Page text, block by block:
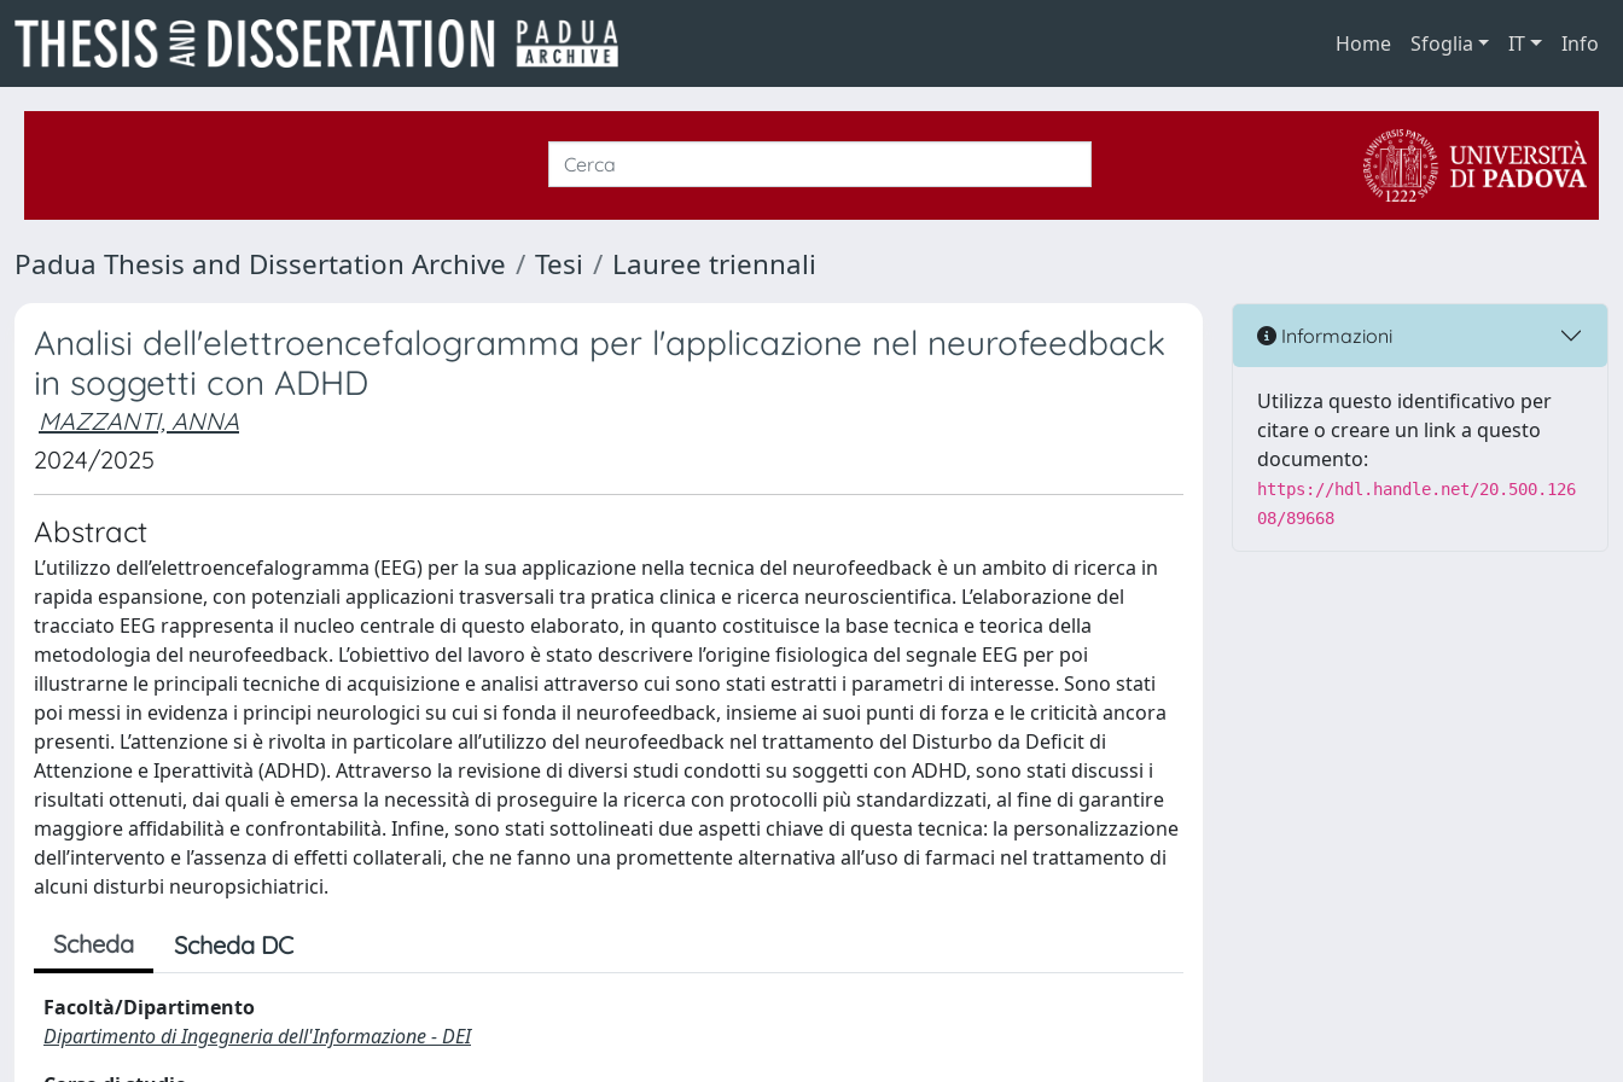
Home Sfoglia IT Info
Padua Thesis and Dissertation Archive Tesi Lauree triennali
Analisi dell'elettroencefalogramma per l'applicazione nel neurofeedback
in soggetti con ADHD
MAZZANTI, ANNA
2024/2025
Abstract
L’utilizzo dell’elettroencefalogramma (EEG) per la sua applicazione nella tecnica del neurofeedback è un ambito di ricerca in
rapida espansione, con potenziali applicazioni trasversali tra pratica clinica e ricerca neuroscientifica. L’elaborazione del
tracciato EEG rappresenta il nucleo centrale di questo elaborato, in quanto costituisce la base tecnica e teorica della
metodologia del neurofeedback. L’obiettivo del lavoro è stato descrivere l’origine fisiologica del segnale EEG per poi
illustrarne le principali tecniche di acquisizione e analisi attraverso cui sono stati estratti i parametri di interesse. Sono stati
poi messi in evidenza i principi neurologici su cui si fonda il neurofeedback, insieme ai suoi punti di forza e le criticità ancora
presenti. L’attenzione si è rivolta in particolare all’utilizzo del neurofeedback nel trattamento del Disturbo da Deficit di
Attenzione e Iperattività (ADHD). Attraverso la revisione di diversi studi condotti su soggetti con ADHD, sono stati discussi i
risultati ottenuti, dai quali è emersa la necessità di proseguire la ricerca con protocolli più standardizzati, al fine di garantire
maggiore affidabilità e confrontabilità. Infine, sono stati sottolineati due aspetti chiave di questa tecnica: la personalizzazione
dell’intervento e l’assenza di effetti collaterali, che ne fanno una promettente alternativa all’uso di farmaci nel trattamento di
alcuni disturbi neuropsichiatrici.
Scheda Scheda DC
Facoltà/Dipartimento
Dipartimento di Ingegneria dell'Informazione - DEI
Informazioni
Utilizza questo identificativo per
citare o creare un link a questo
documento:
https://hdl.handle.net/20.500.126
08/89668